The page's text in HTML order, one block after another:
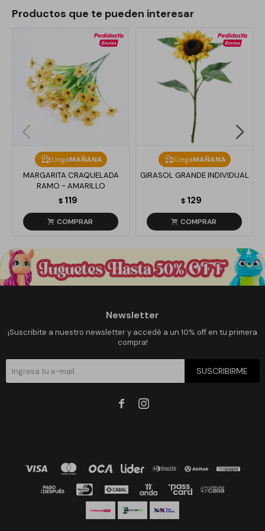
Productos que te pueden interesar
LlegaMAÑANA
MARGARITA CRAQUELADA
RAMO - AMARILLO
$ 119
LlegaMAÑANA
GIRASOL GRANDE INDIVIDUAL
$ 129
Newsletter
¡Suscribite a nuestro newsletter y accedé a un 10% off en tu primera
compra!
SUSCRIBIRME
 